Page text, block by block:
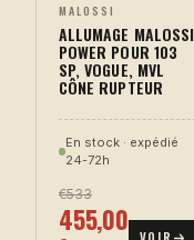
MALOSSI
ALLUMAGE MALOSSI
POWER POUR 103
SP, VOGUE, MVL
CÔNE RUPTEUR
En stock · expédié
24-72h
€533
455,00